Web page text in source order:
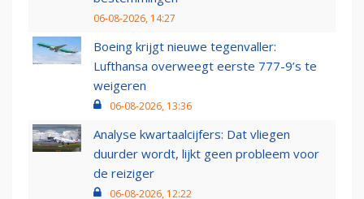
06-08-2026, 14:27
Boeing krijgt nieuwe tegenvaller:
Lufthansa overweegt eerste 777-9’s te
weigeren
06-08-2026, 13:36
Analyse kwartaalcijfers: Dat vliegen
duurder wordt, lijkt geen probleem voor
de reiziger
06-08-2026, 12:22